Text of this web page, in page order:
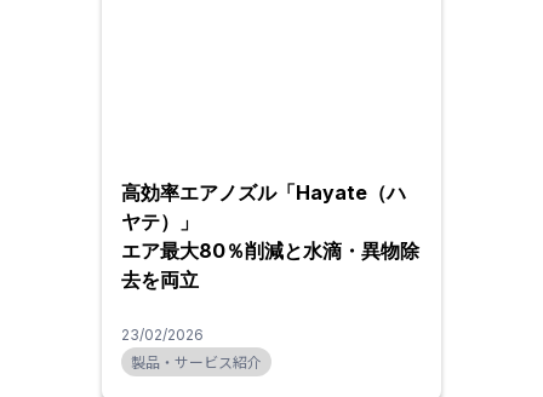
高効率エアノズル「Hayate（ハ
ヤテ）」
エア最大80％削減と水滴・異物除
去を両立
23/02/2026
製品・サービス紹介